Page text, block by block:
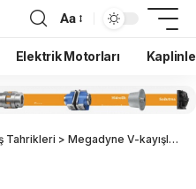
Aa
Elektrik Motorları
Tahrikleri > Megadyne V-kayışları dünyanın her yerindeki kullanıcılarına benzersiz tahrik çözümleri sunuyor